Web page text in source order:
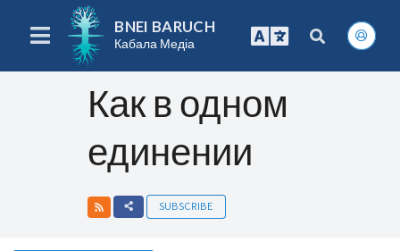
BNEI BARUCH
Кабала Медіа
Как в одном
единении
SUBSCRIBE